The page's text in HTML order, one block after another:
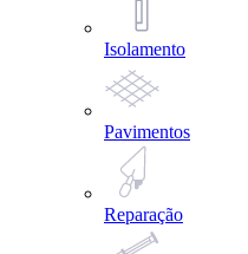
Isolamento
Pavimentos
Reparação